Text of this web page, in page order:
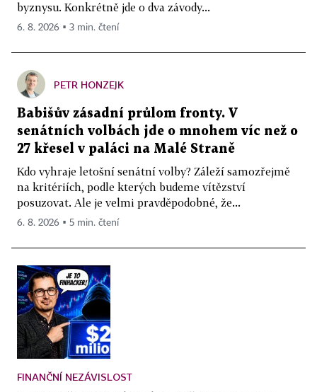
byznysu. Konkrétně jde o dva závody...
6. 8. 2026 ▪ 3 min. čtení
PETR HONZEJK
Babišův zásadní průlom fronty. V
senátních volbách jde o mnohem víc než o
27 křesel v paláci na Malé Straně
Kdo vyhraje letošní senátní volby? Záleží samozřejmě
na kritériích, podle kterých budeme vítězství
posuzovat. Ale je velmi pravděpodobné, že...
6. 8. 2026 ▪ 5 min. čtení
FINANČNÍ NEZÁVISLOST